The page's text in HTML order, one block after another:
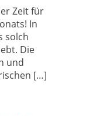
Zeit für
In
solch
Die
und
[…]